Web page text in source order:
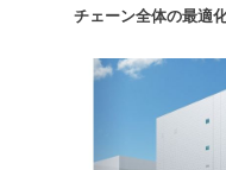
チェーン全体の最適